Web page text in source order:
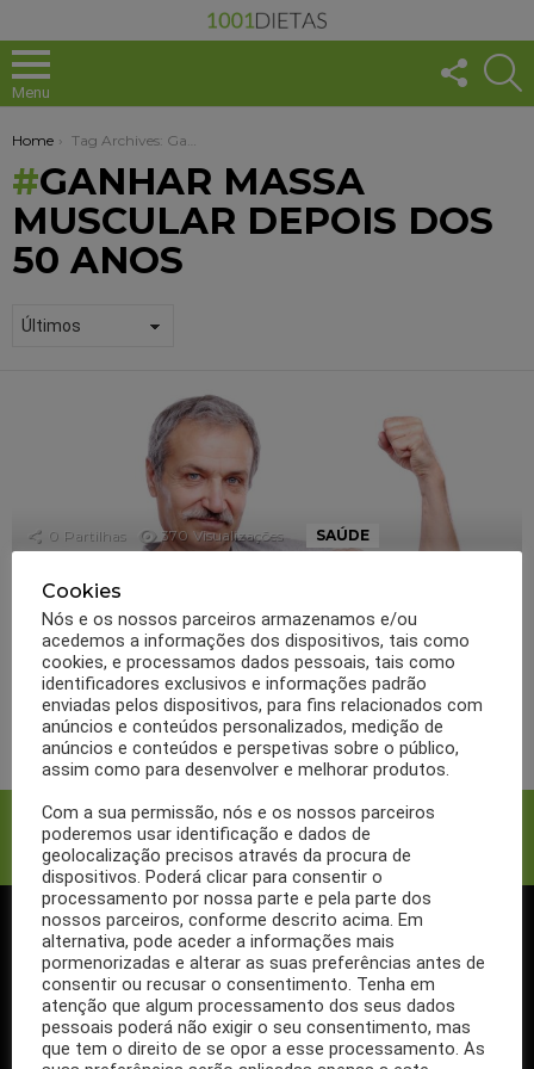
Menu
US
You are here:
Home Tag Archives: Ganhar massa muscular depois dos 50 anos
GANHAR MASSA
MUSCULAR DEPOIS DOS
50 ANOS
0 Partilhas 370 Visualizações SAÚDE
Ganhar massa muscular
depois dos 50 anos, é
possível?
LER MAIS
Facebook Twitter
SIGA-NOS NO FACEBOOK
Cookies
Nós e os nossos parceiros armazenamos e/ou
acedemos a informações dos dispositivos, tais como
cookies, e processamos dados pessoais, tais como
identificadores exclusivos e informações padrão
enviadas pelos dispositivos, para fins relacionados com
anúncios e conteúdos personalizados, medição de
anúncios e conteúdos e perspetivas sobre o público,
assim como para desenvolver e melhorar produtos.
Com a sua permissão, nós e os nossos parceiros
poderemos usar identificação e dados de
geolocalização precisos através da procura de
dispositivos. Poderá clicar para consentir o
processamento por nossa parte e pela parte dos
nossos parceiros, conforme descrito acima. Em
alternativa, pode aceder a informações mais
pormenorizadas e alterar as suas preferências antes de
consentir ou recusar o consentimento. Tenha em
atenção que algum processamento dos seus dados
pessoais poderá não exigir o seu consentimento, mas
que tem o direito de se opor a esse processamento. As